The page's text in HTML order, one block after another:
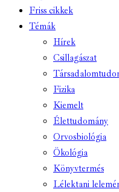
Friss cikkek
Témák
Hírek
Csillagászat
Fizika
Kiemelt
Élettudomány
Orvosbiológia
Ökológia
Könyvtermés
Lélektani